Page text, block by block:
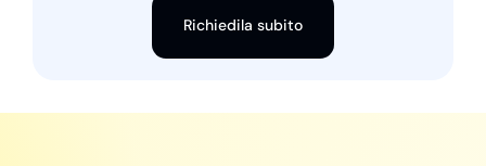
Richiedila subito